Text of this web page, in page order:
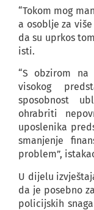
“Tokom mog
a osoblje za
da su uprkos
isti.
“S obzirom na
visokog
sposobnost
ohrabriti
uposlenika
smanjenje
problem”,
U dijelu
da je posebno
policijskih